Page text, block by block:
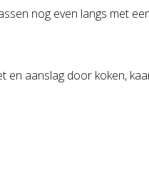
nog even langs met
en aanslag door koken,